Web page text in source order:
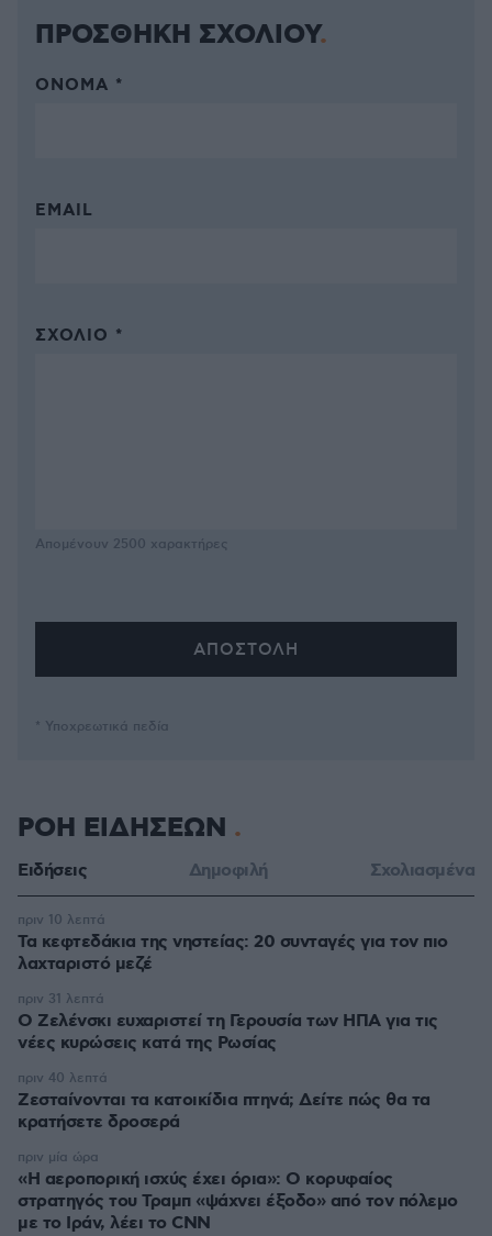
ΠΡΟΣΘΗΚΗ ΣΧΟΛΙΟΥ
ΌΝΟΜΑ *
EMAIL
ΣΧΌΛΙΟ *
Απομένουν 2500 χαρακτήρες
* Υποχρεωτικά πεδία
ΡΟΗ ΕΙΔΗΣΕΩΝ
Ειδήσεις Δημοφιλή Σχολιασμένα
Τα κεφτεδάκια της νηστείας: 20 συνταγές για τον πιο
λαχταριστό μεζέ
πριν 10 λεπτά
Ο Ζελένσκι ευχαριστεί τη Γερουσία των ΗΠΑ για τις
νέες κυρώσεις κατά της Ρωσίας
πριν 31 λεπτά
Ζεσταίνονται τα κατοικίδια πτηνά; Δείτε πώς θα τα
κρατήσετε δροσερά
πριν 40 λεπτά
«Η αεροπορική ισχύς έχει όρια»: Ο κορυφαίος
στρατηγός του Τραμπ «ψάχνει έξοδο» από τον πόλεμο
με το Ιράν, λέει το CNN
πριν μία ώρα